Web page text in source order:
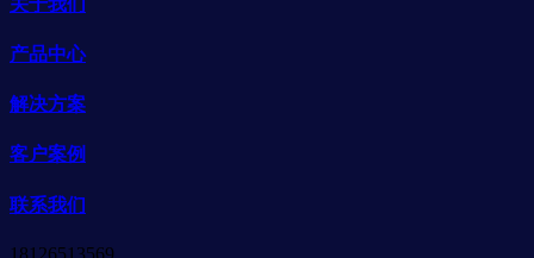
产品中心
解决方案
客户案例
联系我们
18126513569